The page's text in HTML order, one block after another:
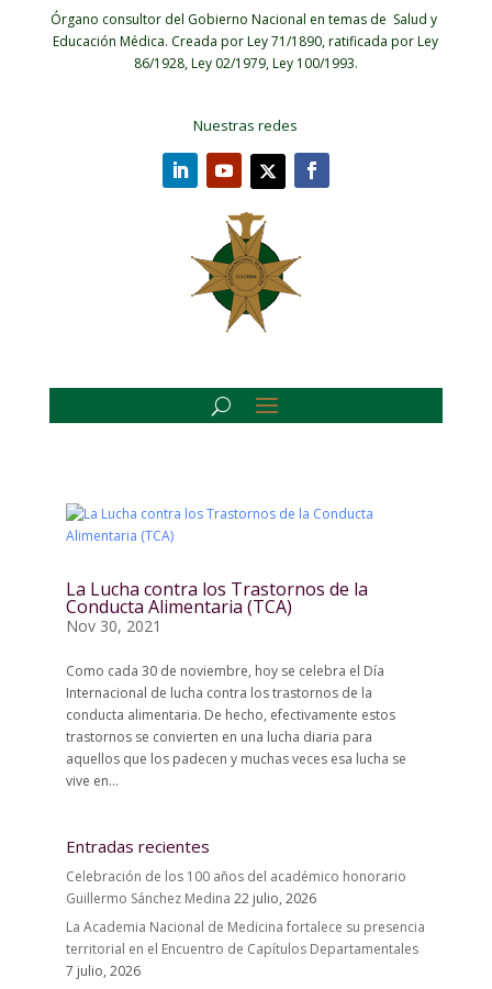
Órgano consultor del Gobierno Nacional en temas de Salud y
Educación Médica. Creada por Ley 71/1890, ratificada por Ley
86/1928, Ley 02/1979, Ley 100/1993.
Nuestras redes
La Lucha contra los Trastornos de la
Conducta Alimentaria (TCA)
Nov 30, 2021
Como cada 30 de noviembre, hoy se celebra el Día
Internacional de lucha contra los trastornos de la
conducta alimentaria. De hecho, efectivamente estos
trastornos se convierten en una lucha diaria para
aquellos que los padecen y muchas veces esa lucha se
vive en...
Entradas recientes
Celebración de los 100 años del académico honorario
Guillermo Sánchez Medina 22 julio, 2026
La Academia Nacional de Medicina fortalece su presencia
territorial en el Encuentro de Capítulos Departamentales
7 julio, 2026